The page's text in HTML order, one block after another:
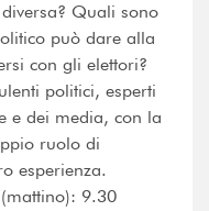
Quali sono
può dare alla
con gli elettori?
politici, esperti
e dei media, con la
ruolo di
esperienza.
9.30 